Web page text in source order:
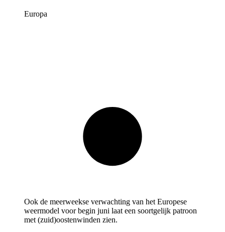
Europa
Ook de meerweekse verwachting van het Europese
weermodel voor begin juni laat een soortgelijk patroon
met (zuid)oostenwinden zien.